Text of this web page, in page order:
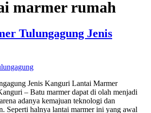
marmer rumah
Tulungagung Jenis
Jenis Kanguri Lantai Marmer
– Batu marmer dapat di olah menjadi
adanya kemajuan teknologi dan
Seperti halnya lantai marmer ini yang awal